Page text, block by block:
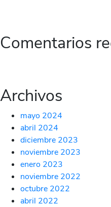
Comentarios
Archivos
mayo 2024
abril 2024
diciembre 2023
noviembre 2023
enero 2023
noviembre 2022
octubre 2022
abril 2022